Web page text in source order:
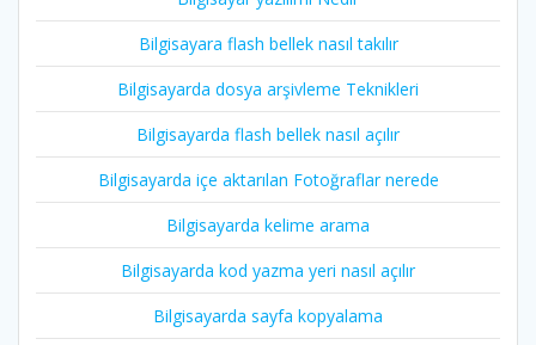
Bilgisayara flash bellek nasıl takılır
Bilgisayarda dosya arşivleme Teknikleri
Bilgisayarda flash bellek nasıl açılır
Bilgisayarda içe aktarılan Fotoğraflar nerede
Bilgisayarda kelime arama
Bilgisayarda kod yazma yeri nasıl açılır
Bilgisayarda sayfa kopyalama